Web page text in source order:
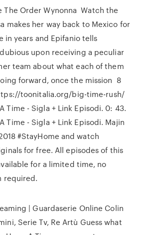
The Order Wynonna Watch the
makes her way back to Mexico for
in years and Epifanio tells
upon receiving a peculiar
team about what each of them
forward, once the mission 8
toonitalia.org/big-time-rush/
Time - Sigla + Link Episodi. 0: 43.
Time - Sigla + Link Episodi. Majin
#StayHome and watch
for free. All episodes of this
for a limited time, no
required.
| Guardaserie Online Colin
Serie Tv, Re Artù Guess what